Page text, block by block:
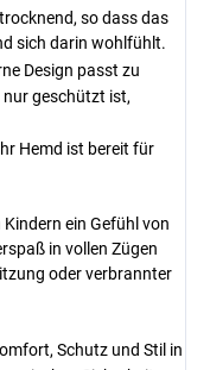
so dass das
sich darin wohlfühlt.
Design passt zu
nur geschützt ist,
Hemd ist bereit für
ein Gefühl von
in vollen Zügen
oder verbrannter
Schutz und Stil in